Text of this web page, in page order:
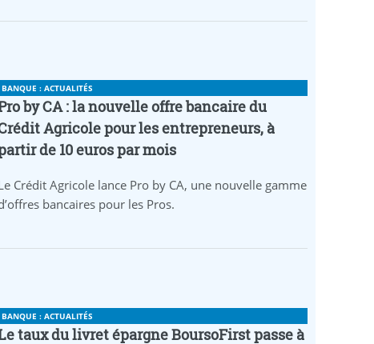
BANQUE : ACTUALITÉS
by CA : la nouvelle offre bancaire du
Agricole pour les entrepreneurs, à
de 10 euros par mois
Crédit Agricole lance Pro by CA, une nouvelle gamme
bancaires pour les Pros.
BANQUE : ACTUALITÉS
taux du livret épargne BoursoFirst passe à